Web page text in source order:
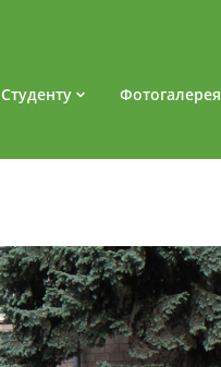
Студенту Фотогалерея